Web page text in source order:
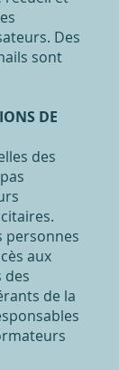
Des
sont
DE
des
personnes
aux
des
de la